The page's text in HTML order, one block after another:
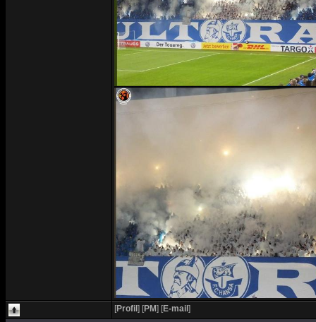
[Profil ] [PM] [E-mail ]